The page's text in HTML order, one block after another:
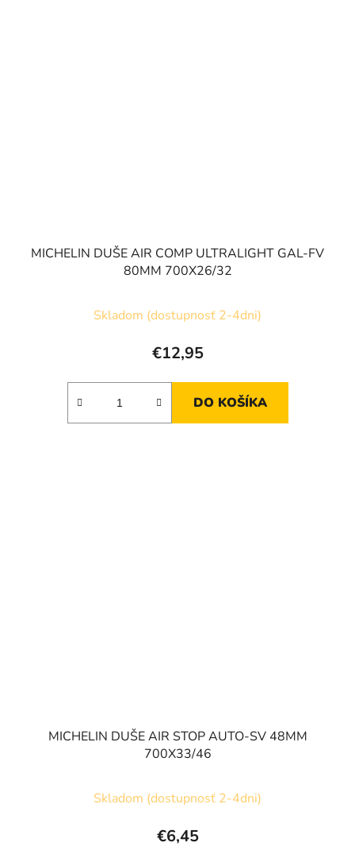
MICHELIN DUŠE AIR COMP ULTRALIGHT GAL-FV
80MM 700X26/32
Skladom (dostupnosť 2-4dni)
€12,95
DO KOŠÍKA
MICHELIN DUŠE AIR STOP AUTO-SV 48MM
700X33/46
Skladom (dostupnosť 2-4dni)
€6,45